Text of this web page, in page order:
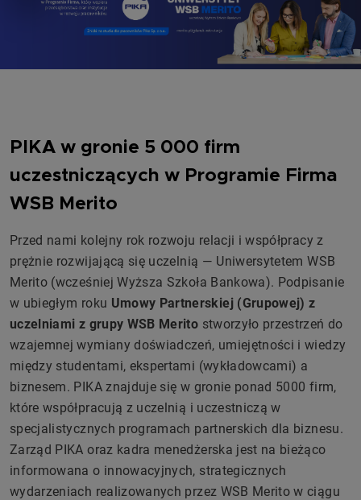
PIKA w gronie 5 000 firm
uczestniczących w Programie Firma
WSB Merito
Przed nami kolejny rok rozwoju relacji i współpracy z
prężnie rozwijającą się uczelnią — Uniwersytetem WSB
Merito (wcześniej Wyższa Szkoła Bankowa). Podpisanie
w ubiegłym roku Umowy Partnerskiej (Grupowej) z
uczelniami z grupy WSB Merito stworzyło przestrzeń do
wzajemnej wymiany doświadczeń, umiejętności i wiedzy
między studentami, ekspertami (wykładowcami) a
biznesem. PIKA znajduje się w gronie ponad 5000 firm,
które współpracują z uczelnią i uczestniczą w
specjalistycznych programach partnerskich dla biznesu.
Zarząd PIKA oraz kadra menedżerska jest na bieżąco
informowana o innowacyjnych, strategicznych
wydarzeniach realizowanych przez WSB Merito w ciągu